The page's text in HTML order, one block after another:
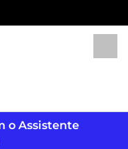
o Assistente